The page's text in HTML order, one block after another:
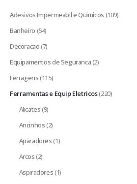
Adesivos Impermeabil e Quimicos (109)
Banheiro (54)
Decoracao(7)
Equipamentos de Seguranca(2)
Ferragens(115)
Ferramentas e Equip Eletricos(220)
Alicates(9)
Ancinhos(2)
Aparadores(1)
Arcos(2)
Aspiradores(1)